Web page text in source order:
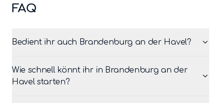
FAQ
Bedient ihr auch Brandenburg an der Havel?
Wie schnell könnt ihr in Brandenburg an der
Havel starten?